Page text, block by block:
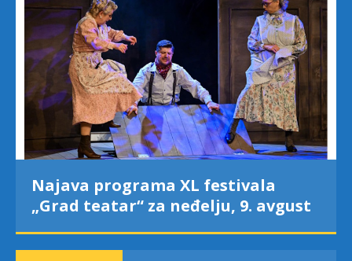
Najava programa XL festivala
„Grad teatar“ za neđelju, 9. avgust